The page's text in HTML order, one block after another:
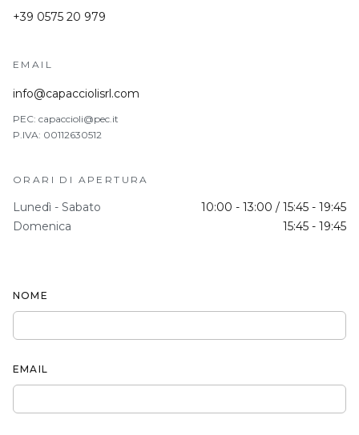
+39 0575 20 979
EMAIL
info@capacciolisrl.com
PEC: capaccioli@pec.it
P.IVA: 00112630512
ORARI DI APERTURA
Lunedì - Sabato
10:00 - 13:00 / 15:45 - 19:45
Domenica
15:45 - 19:45
NOME
EMAIL